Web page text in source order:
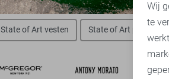
State of Art vesten State of Art polo`s
Wij
te